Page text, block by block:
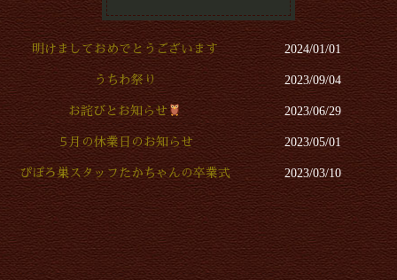
明けましておめでとうございます 2024/01/01
うちわ祭り 2023/09/04
お詫びとお知らせ 2023/06/29
５月の休業日のお知らせ 2023/05/01
ぴぽろ巣スタッフたかちゃんの卒業式 2023/03/10